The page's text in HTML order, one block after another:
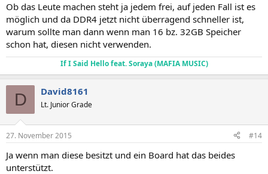
Ob das Leute machen steht ja jedem frei, auf jeden Fall ist es
möglich und da DDR4 jetzt nicht überragend schneller ist,
warum sollte man dann wenn man 16 bz. 32GB Speicher
schon hat, diesen nicht verwenden.
If I Said Hello feat. Soraya (MAFIA MUSIC)
D David8161
Lt. Junior Grade
27. November 2015 #14
Ja wenn man diese besitzt und ein Board hat das beides
unterstützt.